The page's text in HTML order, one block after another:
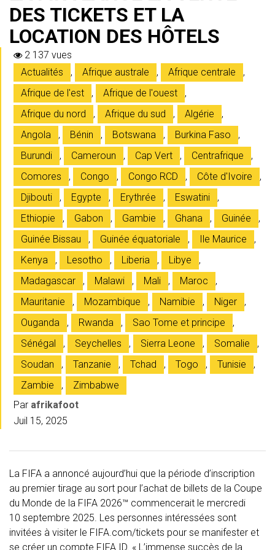
DES TICKETS ET LA
LOCATION DES HÔTELS
2 137 vues
Actualités
, Afrique australe , Afrique centrale
,
Afrique de l'est
, Afrique de l'ouest
,
Afrique du nord
, Afrique du sud , Algérie
,
Angola
, Bénin , Botswana , Burkina Faso
,
Burundi
, Cameroun , Cap Vert , Centrafrique
,
Comores
, Congo , Congo RCD , Côte d'Ivoire
,
Djibouti
, Egypte , Erythrée , Eswatini
,
Ethiopie
, Gabon , Gambie , Ghana , Guinée
,
Guinée Bissau
, Guinée équatoriale , Ile Maurice
,
Kenya
, Lesotho , Liberia , Libye
,
Madagascar
, Malawi , Mali , Maroc
,
Mauritanie
, Mozambique , Namibie , Niger
,
Ouganda
, Rwanda , Sao Tome et principe
,
Sénégal
, Seychelles , Sierra Leone , Somalie
,
Soudan
, Tanzanie , Tchad , Togo , Tunisie
,
Zambie
,
Zimbabwe
Par afrikafoot
Juil 15, 2025
La FIFA a annoncé aujourd’hui que la période d’inscription
au premier tirage au sort pour l’achat de billets de la Coupe
du Monde de la FIFA 2026™ commencerait le mercredi
10 septembre 2025. Les personnes intéressées sont
invitées à visiter le FIFA.com/tickets pour se manifester et
se créer un compte FIFA ID. « L’immense succès de la